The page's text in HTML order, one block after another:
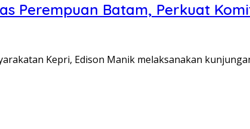
Perempuan Batam, Perkuat
Kepri, Edison Manik melaksanakan